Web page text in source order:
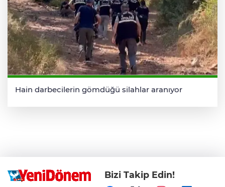
Hain darbecilerin gömdüğü silahlar aranıyor
Bizi Takip Edin!